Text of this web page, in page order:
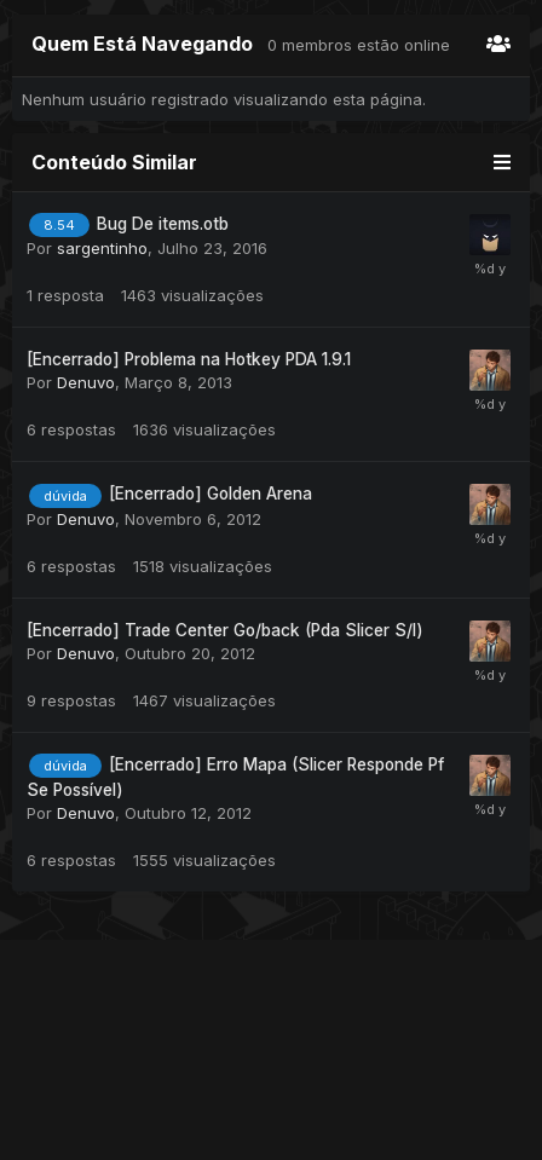
Quem Está Navegando 0 membros estão online
Nenhum usuário registrado visualizando esta página.
Conteúdo Similar
8.54
Bug De items.otb
Por sargentinho, Julho 23, 2016
1 resposta 1463 visualizações
[Encerrado] Problema na Hotkey PDA 1.9.1
Por Denuvo, Março 8, 2013
6 respostas 1636 visualizações
dúvida
[Encerrado] Golden Arena
Por Denuvo, Novembro 6, 2012
6 respostas 1518 visualizações
[Encerrado] Trade Center Go/back (Pda Slicer S/l)
Por Denuvo, Outubro 20, 2012
9 respostas 1467 visualizações
dúvida
[Encerrado] Erro Mapa (Slicer Responde Pf
Se Possível)
Por Denuvo, Outubro 12, 2012
6 respostas 1555 visualizações